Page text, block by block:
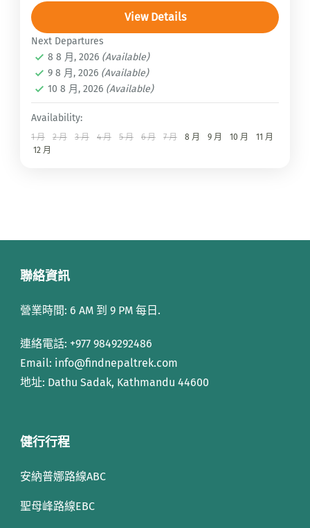
View Details
Next Departures
8 8 月, 2026 (Available)
9 8 月, 2026 (Available)
10 8 月, 2026 (Available)
Availability:
1 月 2 月 3 月 4 月 5 月 6 月 7 月 8 月 9 月 10 月
11 月
12 月
聯絡資訊
營業時間: 6 AM 到 9 PM 每日.
連絡電話: +977 9849292486
Email: info@findnepaltrek.com
地址: Dathu Sadak, Kathmandu 44600
健行行程
安納普娜路線ABC
聖母峰路線EBC